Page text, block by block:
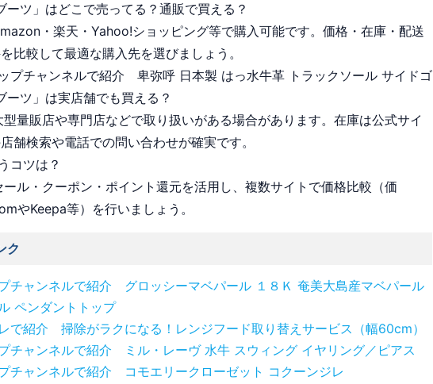
ーツ」はどこで売ってる？通販で買える？
・楽天・Yahoo!ショッピング等で購入可能です。価格・在庫・配送
比較して最適な購入先を選びましょう。
プチャンネルで紹介 卑弥呼 日本製 はっ水牛革 トラックソール サイドゴ
ーツ」は実店舗でも買える？
型量販店や専門店などで取り扱いがある場合があります。在庫は公式サイ
店舗検索や電話での問い合わせが確実です。
コツは？
ール・クーポン・ポイント還元を活用し、複数サイトで価格比較（価
やKeepa等）を行いましょう。
ク
チャンネルで紹介 グロッシーマベパール １８Ｋ 奄美大島産マベパール
ペンダントトップ
で紹介 掃除がラクになる！レンジフード取り替えサービス（幅60cm）
チャンネルで紹介 ミル・レーヴ 水牛 スウィング イヤリング／ピアス
チャンネルで紹介 コモエリークローゼット コクーンジレ